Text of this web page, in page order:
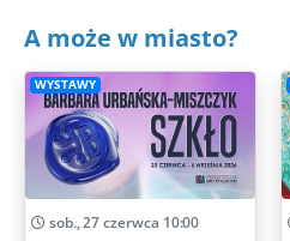
A może w miasto?
WYSTAWY
sob., 27 czerwca 10:00